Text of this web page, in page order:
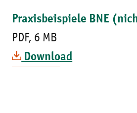
Praxisbeispiele BNE
PDF, 6 MB
Download